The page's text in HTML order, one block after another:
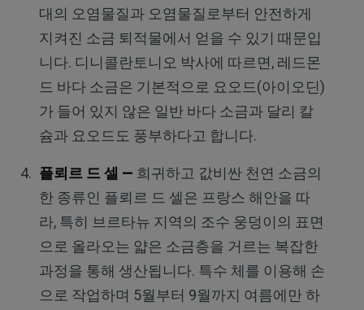
대의 오염물질과 오염물질로부터 안전하게
지켜진 소금 퇴적물에서 얻을 수 있기 때문입
니다. 디니콜란토니오 박사에 따르면, 레드몬
드 바다 소금은 기본적으로 요오드(아이오딘)
가 들어 있지 않은 일반 바다 소금과 달리 칼
슘과 요오드도 풍부하다고 합니다.
플뢰르 드 셀 — 희귀하고 값비싼 천연 소금의
한 종류인 플뢰르 드 셀은 프랑스 해안을 따
라, 특히 브르타뉴 지역의 조수 웅덩이의 표면
으로 올라오는 얇은 소금층을 거르는 복잡한
과정을 통해 생산됩니다. 특수 체를 이용해 손
으로 작업하며 5월부터 9월까지 여름에만 하